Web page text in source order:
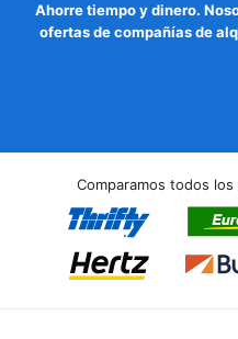
Ahorre tiempo y dinero.
ofertas de compañías de
Comparamos todos